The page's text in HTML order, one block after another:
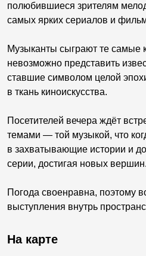
полюбившиеся зрителям
самых ярких сериалов и
Музыканты сыграют те самые
невозможно представить
ставшие символом целой
в ткань киноискусства.
Посетителей вечера ждёт
темами — той музыкой, что
в захватывающие истории и
серии, достигая новых вершин.
Погода своенравна, поэтому
выступления внутрь
На карте